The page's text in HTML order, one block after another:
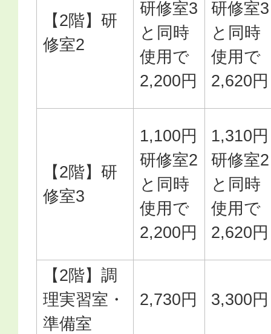
【2階】研
修室2
研修室3
と同時
使用で
2,200円
研修室3
と同時
使用で
2,620円
【2階】研
修室3
1,100円
研修室2
と同時
使用で
2,200円
1,310円
研修室2
と同時
使用で
2,620円
【2階】調
理実習室・
準備室
2,730円 3,300円